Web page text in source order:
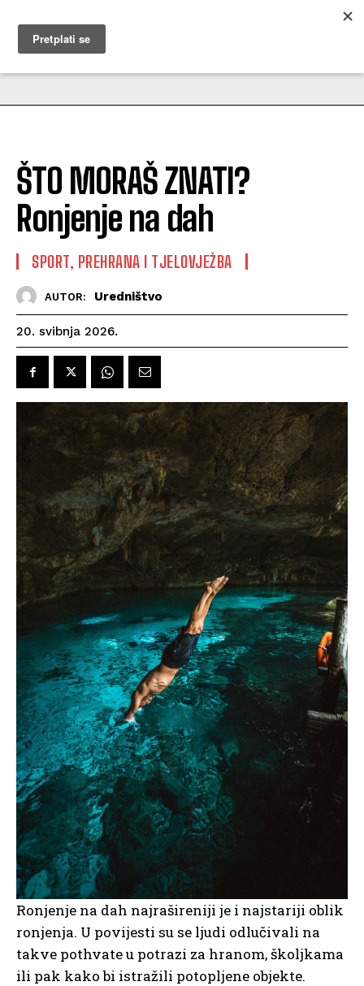
MUŽEVNI BUDITE
ŠTO MORAŠ ZNATI?
Ronjenje na dah
SPORT, PREHRANA I TJELOVJEŽBA
AUTOR: Uredništvo
20. svibnja 2026.
Ronjenje na dah najrašireniji je i najstariji oblik
ronjenja. U povijesti su se ljudi odlučivali na
takve pothvate u potrazi za hranom, školjkama
ili pak kako bi istražili potopljene objekte.